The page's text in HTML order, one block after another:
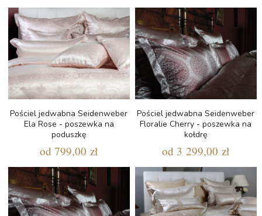
Pościel jedwabna Seidenweber
Ela Rose - poszewka na
poduszkę
od 799,00 zł
Pościel jedwabna Seidenweber
Floralie Cherry - poszewka na
kołdrę
od 3 299,00 zł